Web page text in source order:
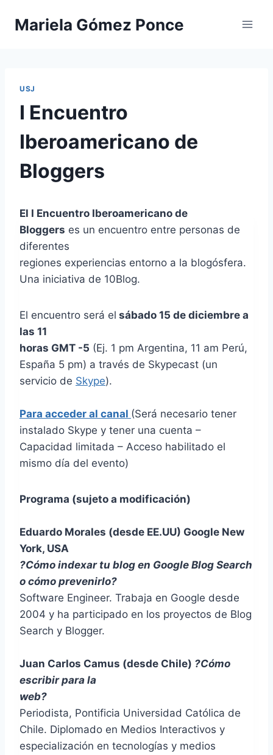
Mariela Gómez Ponce
USJ
I Encuentro
Iberoamericano de
Bloggers
El I Encuentro Iberoamericano de
Bloggers es un encuentro entre personas de
diferentes
regiones experiencias entorno a la blogósfera.
Una iniciativa de 10Blog.
El encuentro será el sábado 15 de diciembre a
las 11
horas GMT -5 (Ej. 1 pm Argentina, 11 am Perú,
España 5 pm) a través de Skypecast (un
servicio de Skype).
Para acceder al canal (Será necesario tener
instalado Skype y tener una cuenta –
Capacidad limitada – Acceso habilitado el
mismo día del evento)
Programa (sujeto a modificación)
Eduardo Morales (desde EE.UU) Google New
York, USA
?Cómo indexar tu blog en Google Blog Search
o cómo prevenirlo?
Software Engineer. Trabaja en Google desde
2004 y ha participado en los proyectos de Blog
Search y Blogger.
Juan Carlos Camus (desde Chile) ?Cómo
escribir para la
web?
Periodista, Pontificia Universidad Católica de
Chile. Diplomado en Medios Interactivos y
especialización en tecnologías y medios